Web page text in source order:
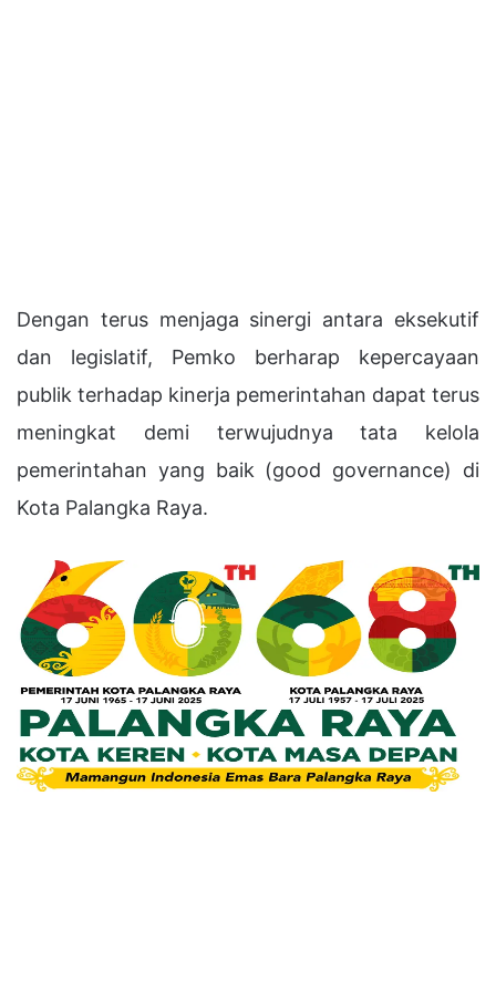
Dengan terus menjaga sinergi antara eksekutif
dan legislatif, Pemko berharap kepercayaan
publik terhadap kinerja pemerintahan dapat terus
meningkat demi terwujudnya tata kelola
pemerintahan yang baik (good governance) di
Kota Palangka Raya.